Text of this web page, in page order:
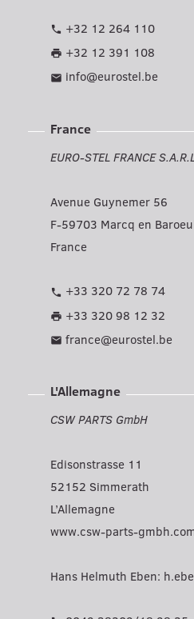
phone +32 12 264 110
print +32 12 391 108
mail info@eurostel.be
France
EURO-STEL FRANCE
Avenue Guynemer 56
F-59703 Marcq en
France
phone +33 320 72 78 74
print +33 320 98 12 32
mail france@eurostel.be
L'Allemagne
CSW PARTS GmbH
Edisonstrasse 11
52152 Simmerath
L’Allemagne
www.csw-parts-
Hans Helmuth Eben: